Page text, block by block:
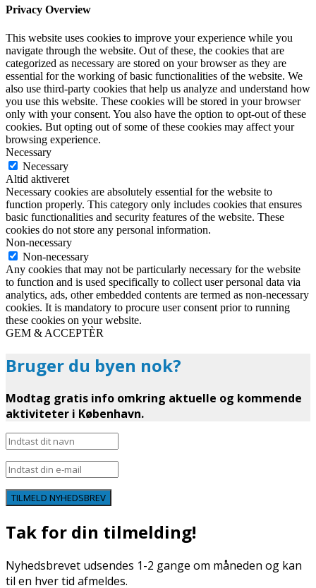
Privacy Overview
This website uses cookies to improve your experience while you
navigate through the website. Out of these, the cookies that are
categorized as necessary are stored on your browser as they are
essential for the working of basic functionalities of the website. We
also use third-party cookies that help us analyze and understand how
you use this website. These cookies will be stored in your browser
only with your consent. You also have the option to opt-out of these
cookies. But opting out of some of these cookies may affect your
browsing experience.
Necessary
Necessary
Altid aktiveret
Necessary cookies are absolutely essential for the website to
function properly. This category only includes cookies that ensures
basic functionalities and security features of the website. These
cookies do not store any personal information.
Non-necessary
Non-necessary
Any cookies that may not be particularly necessary for the website
to function and is used specifically to collect user personal data via
analytics, ads, other embedded contents are termed as non-necessary
cookies. It is mandatory to procure user consent prior to running
these cookies on your website.
GEM & ACCEPTÈR
Bruger du byen nok?
Modtag gratis info omkring aktuelle og kommende
aktiviteter i København.
TILMELD NYHEDSBREV
Tak for din tilmelding!
Nyhedsbrevet udsendes 1-2 gange om måneden og kan
til en hver tid afmeldes.